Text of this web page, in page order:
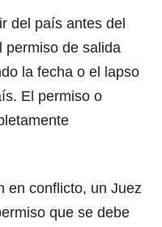
del país antes del
permiso de salida
la fecha o el lapso
El permiso o
en conflicto, un Juez
que se debe